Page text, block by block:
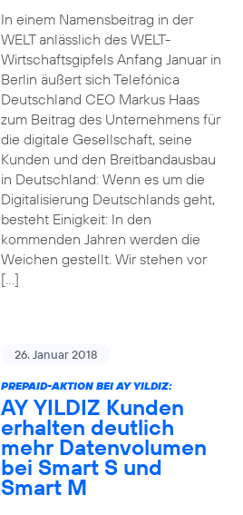
In einem Namensbeitrag in der
WELT anlässlich des WELT-
Wirtschaftsgipfels Anfang Januar in
Berlin äußert sich Telefónica
Deutschland CEO Markus Haas
zum Beitrag des Unternehmens für
die digitale Gesellschaft, seine
Kunden und den Breitbandausbau
in Deutschland: Wenn es um die
Digitalisierung Deutschlands geht,
besteht Einigkeit: In den
kommenden Jahren werden die
Weichen gestellt. Wir stehen vor
[…]
26. Januar 2018
PREPAID-AKTION BEI AY YILDIZ:
AY YILDIZ Kunden
erhalten deutlich
mehr Datenvolumen
bei Smart S und
Smart M